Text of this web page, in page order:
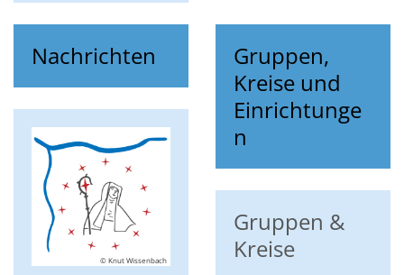
Nachrichten
© Knut Wissenbach
Gruppen,
Kreise und
Einrichtunge
n
Gruppen &
Kreise